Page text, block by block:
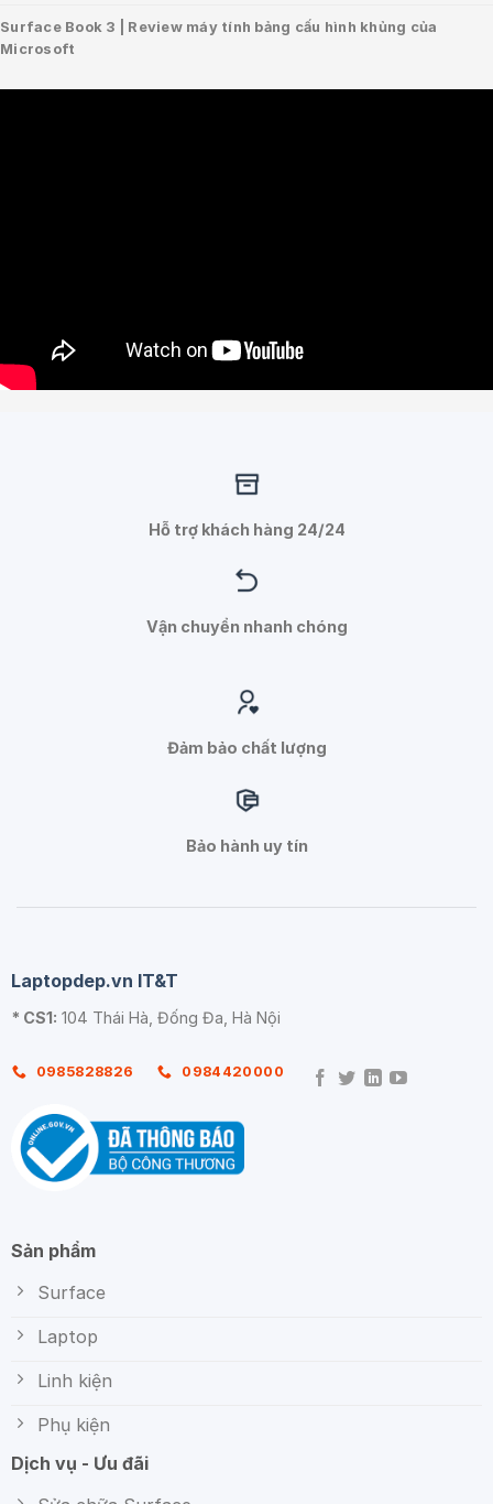
Surface Book 3 | Review máy tính bảng cấu hình khủng của
Microsoft
Hỗ trợ khách hàng 24/24
Vận chuyển nhanh chóng
Đảm bảo chất lượng
Bảo hành uy tín
Laptopdep.vn IT&T
* CS1: 104 Thái Hà, Đống Đa, Hà Nội
0985828826 0984420000
Sản phẩm
Surface
Laptop
Linh kiện
Phụ kiện
Dịch vụ - Ưu đãi